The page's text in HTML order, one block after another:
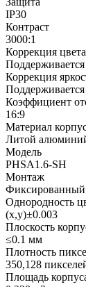
IP30
Контраст
3000:1
Коррекция
Поддерживается
Коррекция
Поддерживается
Коэффициент
16:9
Материал
Литой
Модель
PHSA1.6-SH
Монтаж
Фиксированный
Однородность
(x,y)±0.003
Плоскость
≤0.1 мм
Плотность
350,128
Площадь